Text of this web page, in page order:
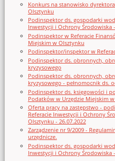
Konkurs na stanowisko
Olsztynku
Podinspektor ds. gospodarki
Inwestycji i Ochrony Środowiska
Podinspektor w Referacie
Miejskim w Olsztynku
Podinspektor/inspektor w
Podinspektor ds. obronnych,
kryzysowego
Podinspektor ds. obronnych,
kryzysowego - pełnomocnik ds.
Podinspektor ds. księgowości i
Podatków w Urzędzie Miejskim
Oferta pracy na zastępstwo -
Referacie Inwestycji i Ochrony
Olsztynku - 26.07.2022
Zarządzenie nr 9/2009 -
urzędnicze.
Podinspektor ds. gospodarki
Inwestycji i Ochrony Środowiska